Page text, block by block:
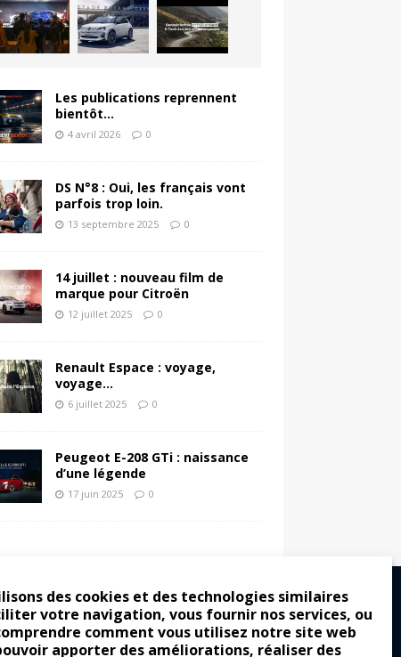
des cookies et des technologies similaires
votre navigation, vous fournir nos services, ou
comment vous utilisez notre site web
apporter des améliorations, réaliser des
Les publications reprennent
bientôt…
4 avril 2026 0
DS N°8 : Oui, les français vont
parfois trop loin.
13 septembre 2025 0
14 juillet : nouveau film de
marque pour Citroën
12 juillet 2025 0
Renault Espace : voyage,
voyage…
6 juillet 2025 0
Peugeot E-208 GTi : naissance
d’une légende
17 juin 2025 0
: pour les gens vrais